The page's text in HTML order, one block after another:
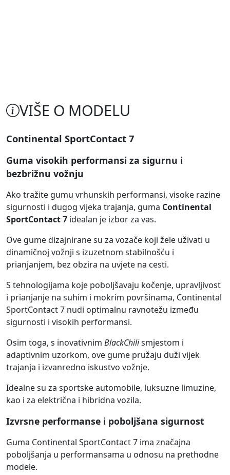
VIŠE O MODELU
Continental SportContact 7
Guma visokih performansi za sigurnu i
bezbrižnu vožnju
Ako tražite gumu vrhunskih performansi, visoke razine
sigurnosti i dugog vijeka trajanja, guma Continental
SportContact 7 idealan je izbor za vas.
Ove gume dizajnirane su za vozače koji žele uživati u
dinamičnoj vožnji s izuzetnom stabilnošću i
prianjanjem, bez obzira na uvjete na cesti.
S tehnologijama koje poboljšavaju kočenje, upravljivost
i prianjanje na suhim i mokrim površinama, Continental
SportContact 7 nudi optimalnu ravnotežu između
sigurnosti i visokih performansi.
Osim toga, s inovativnim BlackChilismjestom i
adaptivnim uzorkom, ove gume pružaju duži vijek
trajanja i izvanredno iskustvo vožnje.
Idealne su za sportske automobile, luksuzne limuzine,
kao i za električna i hibridna vozila.
Izvrsne performanse i poboljšana sigurnost
Guma Continental SportContact 7 ima značajna
poboljšanja u performansama u odnosu na prethodne
modele.